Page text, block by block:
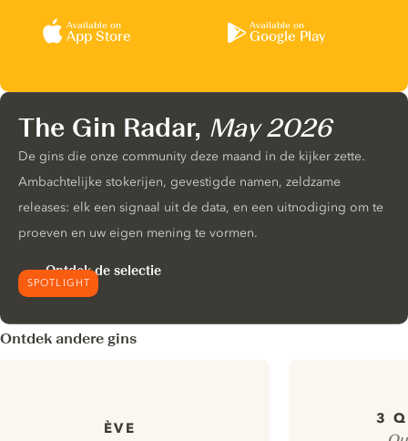
Available on
App Store
Available on
Google Play
SPOTLIGHT
The Gin Radar, May 2026
De gins die onze community deze maand in de kijker zette.
Ambachtelijke stokerijen, gevestigde namen, zeldzame
releases: elk een signaal uit de data, en een uitnodiging om te
proeven en uw eigen mening te vormen.
Ontdek de selectie
Ontdek andere gins
ÈVE
3